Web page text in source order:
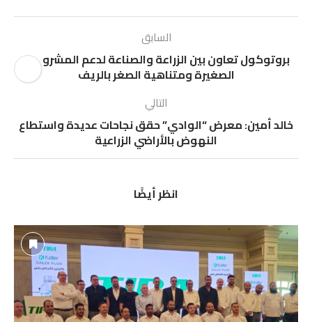
السابق
بروتوكول تعاون بين الزراعة والصناعة لدعم المشروعات
الصغيرة ومتناهية الصغر بالريف
التالي
خالد أمين: معرض “الوادي” حقق نجاحات عديدة واستطاع
النهوض بالأراضي الزراعية
انظر أيضًا